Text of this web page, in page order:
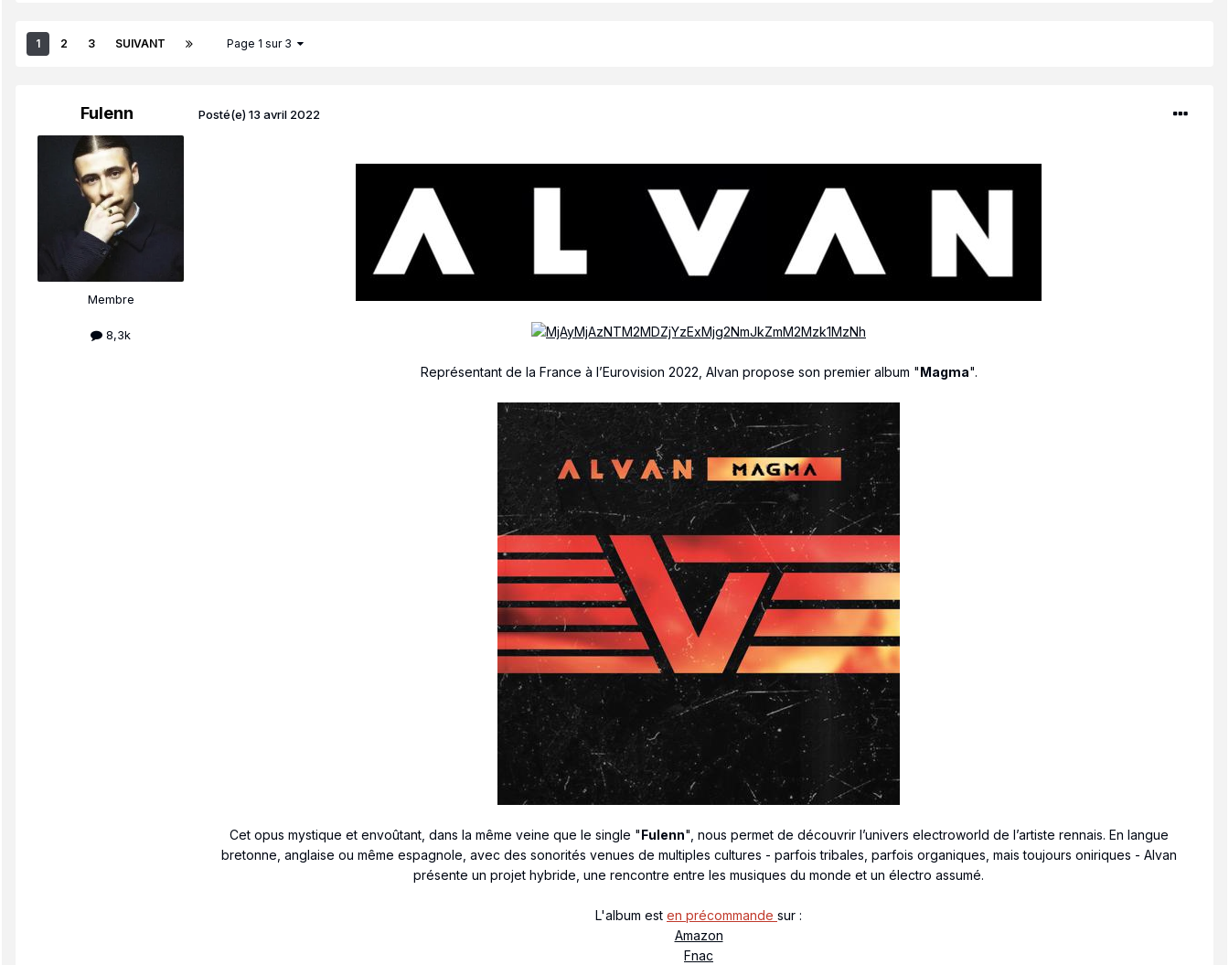
1 2 3 SUIVANT Page 1 sur 3
Fulenn
Membre
8,3k
Posté(e)13 avril 2022
Représentant de la France à l’Eurovision 2022, Alvan propose son premier album "Magma".
Cet opus mystique et envoûtant, dans la même veine que le single "Fulenn", nous permet de découvrir l’univers electroworld de l’artiste rennais. En langue
bretonne, anglaise ou même espagnole, avec des sonorités venues de multiples cultures - parfois tribales, parfois organiques, mais toujours oniriques - Alvan
présente un projet hybride, une rencontre entre les musiques du monde et un électro assumé.
L'album est en précommande sur :
Amazon
Fnac